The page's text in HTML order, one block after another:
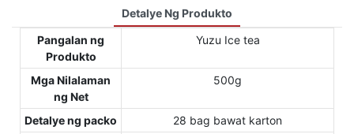
Detalye Ng Produkto
Pangalan ng
Produkto
Yuzu Ice tea
Mga Nilalaman
ng Net
500g
Detalye ng packo
28 bag bawat karton